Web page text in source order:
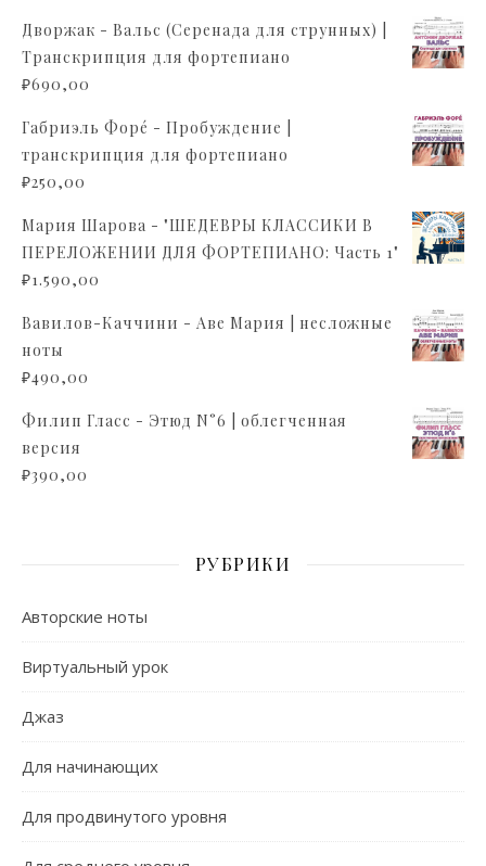
Дворжак - Вальс (Серенада для струнных) |
Транскрипция для фортепиано
₽690,00
Габриэль Форé - Пробуждение |
транскрипция для фортепиано
₽250,00
Мария Шарова - "ШЕДЕВРЫ КЛАССИКИ В
ПЕРЕЛОЖЕНИИ ДЛЯ ФОРТЕПИАНО: Часть 1"
₽1.590,00
Вавилов-Каччини - Аве Мария | несложные
ноты
₽490,00
Филип Гласс - Этюд N°6 | облегченная
версия
₽390,00
РУБРИКИ
Авторские ноты
Виртуальный урок
Джаз
Для начинающих
Для продвинутого уровня